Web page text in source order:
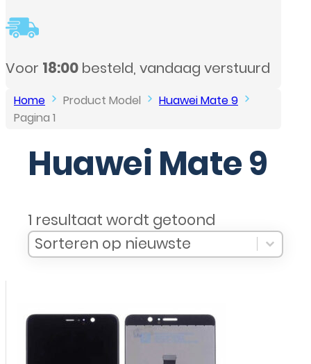
Home Product Model
Huawei Mate 9
Pagina 1
Huawei Mate 9
1 resultaat wordt getoond
Sort Products
Sort content
Sorteren op nieuwste
Sort content